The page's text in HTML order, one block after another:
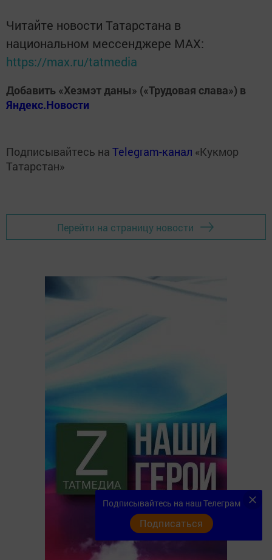
Читайте новости Татарстана в
национальном мессенджере MАХ:
https://max.ru/tatmedia
Добавить «Хезмэт даны» («Трудовая слава») в
Яндекс.Новости
Подписывайтесь на Telegram-канал «Кукмор
Татарстан»
Перейти на страницу новости
Подписывайтесь на наш Телеграм
Подписаться